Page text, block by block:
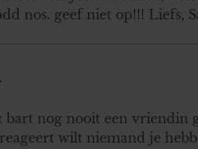
nos. geef niet op!!! Liefs,
bart nog nooit een vriendin
wilt niemand je